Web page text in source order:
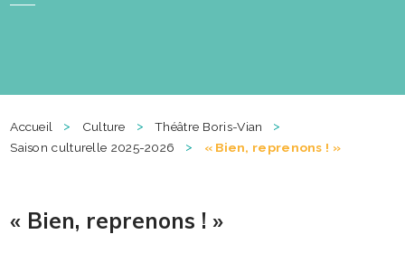
Accueil > Culture > Théâtre Boris-Vian
>
Saison culturelle 2025-2026
> « Bien, reprenons ! »
« Bien, reprenons ! »